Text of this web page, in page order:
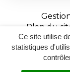
Ce site utilise
statistiques
Plan du